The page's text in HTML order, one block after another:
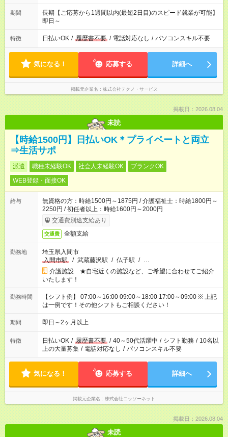
期間
長期【ご応募から1週間以内(最短2日目)のスピード就業が可能】
即日～
特徴 日払いOK / 履歴書不要 / 電話対応なし / パソコンスキル不要
気になる！ 応募する 詳細へ
掲載元企業名 株式会社テクノ・サービス
掲載日：2026.08.04
未読
【時給1500円】日払いOK＊プライベートと両立
⇒生活サポ
派遣 職種未経験OK 社会人未経験OK
ブランクOK
WEB登録・面接OK
給与
無資格の方：時給1500円～1875円 / 介護福祉士：時給1800円～
2250円 / 初任者以上：時給1600円～2000円
交通費別途支給あり
交通費 全額支給
勤務地
埼玉県入間市
入間市駅
/ 武蔵藤沢駅 / 仏子駅 / …
介護施設 ★自宅近くの施設など、ご希望に合わせてご紹介
いたします！
勤務時間
【シフト例】 07:00～16:00 09:00～18:00 17:00～09:00 ※ 上記
は一例です！その他シフトもご相談ください！
期間 即日～2ヶ月以上
特徴 日払いOK / 履歴書不要 / 40～50代活躍中 / シフト勤務 / 10名以
上の大量募集 / 電話対応なし / パソコンスキル不要
気になる！ 応募する 詳細へ
掲載元企業名 株式会社ニッソーネット
掲載日：2026.08.04
未読